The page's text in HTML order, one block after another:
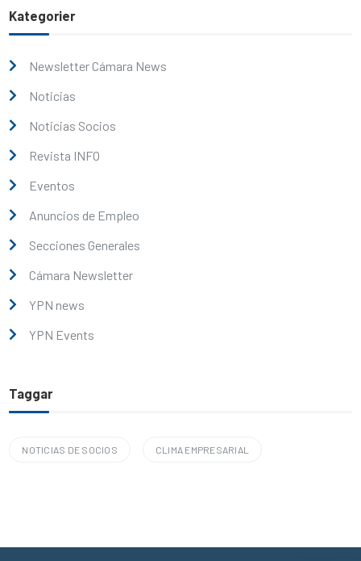
Kategorier
Newsletter Cámara News
Noticias
Noticias Socios
Revista INFO
Eventos
Anuncios de Empleo
Secciones Generales
Cámara Newsletter
YPN news
YPN Events
Taggar
NOTICIAS DE SOCIOS CLIMA EMPRESARIAL